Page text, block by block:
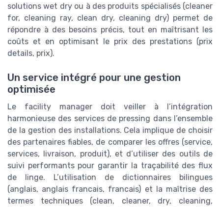
solutions wet dry ou à des produits spécialisés (cleaner
for, cleaning ray, clean dry, cleaning dry) permet de
répondre à des besoins précis, tout en maîtrisant les
coûts et en optimisant le prix des prestations (prix
details, prix).
Un service intégré pour une gestion
optimisée
Le facility manager doit veiller à l’intégration
harmonieuse des services de pressing dans l’ensemble
de la gestion des installations. Cela implique de choisir
des partenaires fiables, de comparer les offres (service,
services, livraison, produit), et d’utiliser des outils de
suivi performants pour garantir la traçabilité des flux
de linge. L’utilisation de dictionnaires bilingues
(anglais, anglais francais, francais) et la maîtrise des
termes techniques (clean, cleaner, dry, cleaning,